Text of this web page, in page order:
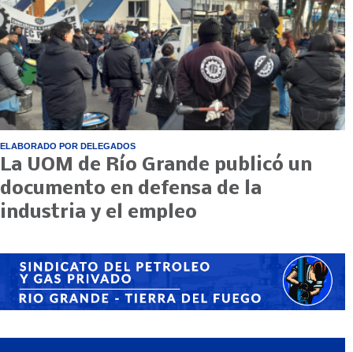
ELABORADO POR DELEGADOS
La UOM de Río Grande publicó un
documento en defensa de la
industria y el empleo